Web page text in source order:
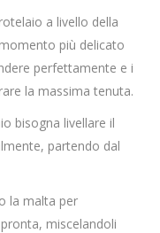
a livello della
più delicato
perfettamente e i
la massima tenuta.
bisogna livellare il
partendo dal
la malta per
miscelandoli